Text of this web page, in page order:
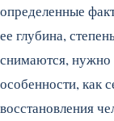
определенные
ее глубина,
снимаются, нужно
особенности, как
восстановления